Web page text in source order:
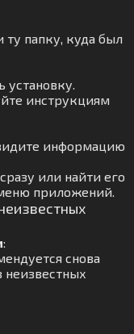
ту папку, куда был
установку.
инструкциям
информацию
или найти его
приложений.
:
снова
неизвестных